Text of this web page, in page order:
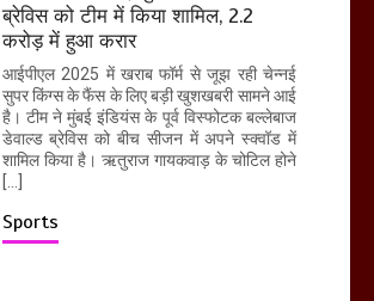
ब्रेविस को टीम में किया शामिल, 2.2
करोड़ में हुआ करार
आईपीएल 2025 में खराब फॉर्म से जूझ रही चेन्नई
सुपर किंग्स के फैंस के लिए बड़ी खुशखबरी सामने आई
है। टीम ने मुंबई इंडियंस के पूर्व विस्फोटक बल्लेबाज
डेवाल्ड ब्रेविस को बीच सीजन में अपने स्क्वॉड में
शामिल किया है। ऋतुराज गायकवाड़ के चोटिल होने
Sports